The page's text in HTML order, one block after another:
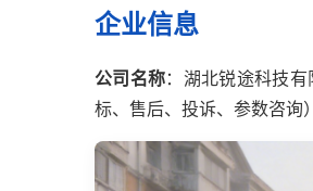
企业信息
公司名称：湖北锐途科技有
标、售后、投诉、参数咨询